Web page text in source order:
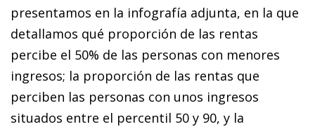
presentamos en la infografía adjunta, en la que
detallamos qué proporción de las rentas
percibe el 50% de las personas con menores
ingresos; la proporción de las rentas que
perciben las personas con unos ingresos
situados entre el percentil 50 y 90, y la